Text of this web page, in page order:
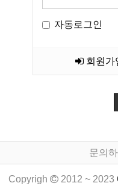
자동로그인
회원가
문의하
Copyrigh 2012 ~ 2023